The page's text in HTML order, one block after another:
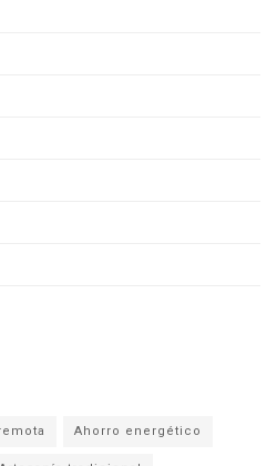
Ahorro energético